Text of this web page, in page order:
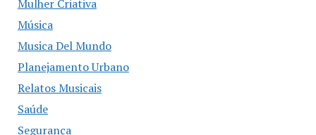
Mulher Criativa
Música
Musica Del Mundo
Planejamento Urbano
Relatos Musicais
Saúde
Segurança